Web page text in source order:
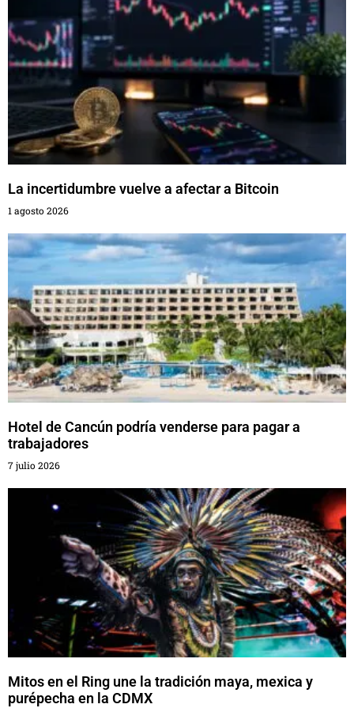
La incertidumbre vuelve a afectar a Bitcoin
1 agosto 2026
Hotel de Cancún podría venderse para pagar a
trabajadores
7 julio 2026
Mitos en el Ring une la tradición maya, mexica y
purépecha en la CDMX